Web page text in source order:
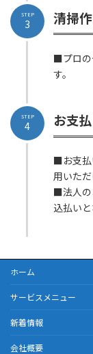
清掃
■プロの
す。
STEP
3
お支
■お支払
用いただ
■法人の
込払いと
STEP
4
ホーム
サービスメニュー
新着情報
会社概要